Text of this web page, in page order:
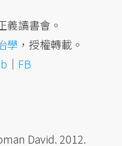
義讀書會。
學 ，授權轉載。
｜ FB
David. 2012.